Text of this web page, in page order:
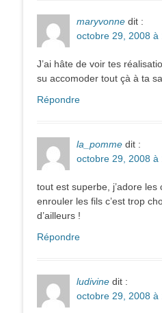
maryvonne dit :
octobre 29, 2008 à
J’ai hâte de voir tes
su accomoder tout çà à ta
Répondre
la_pomme dit :
octobre 29, 2008 à
tout est superbe, j’adore
enrouler les fils c’est trop
d’ailleurs !
Répondre
ludivine dit :
octobre 29, 2008 à